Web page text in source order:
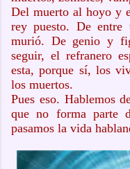
Del muerto al hoyo y
rey puesto. De
murió. De genio y
seguir, el refranero
esta, porque sí, los
los muertos.
Pues eso. Hablemos
que no forma parte
pasamos la vida